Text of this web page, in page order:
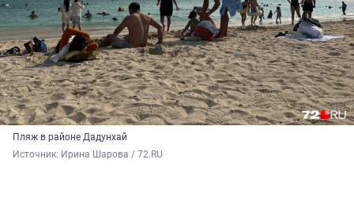
Пляж в районе Дадунхай
Источник: Ирина Шарова / 72.RU